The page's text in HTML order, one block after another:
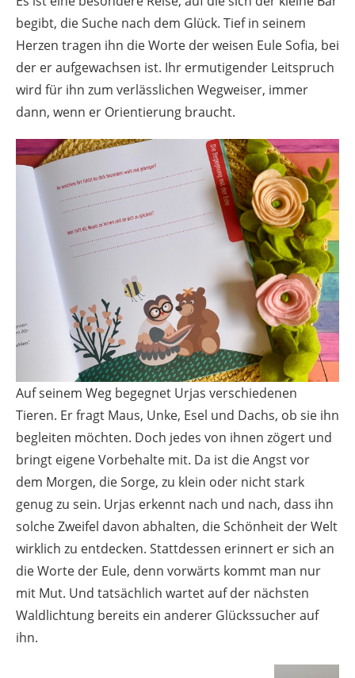
begibt, die Suche nach dem Glück. Tief in seinem
Herzen tragen ihn die Worte der weisen Eule Sofia, bei
der er aufgewachsen ist. Ihr ermutigender Leitspruch
wird für ihn zum verlässlichen Wegweiser, immer
dann, wenn er Orientierung braucht.
Auf seinem Weg begegnet Urjas verschiedenen
Tieren. Er fragt Maus, Unke, Esel und Dachs, ob sie ihn
begleiten möchten. Doch jedes von ihnen zögert und
bringt eigene Vorbehalte mit. Da ist die Angst vor
dem Morgen, die Sorge, zu klein oder nicht stark
genug zu sein. Urjas erkennt nach und nach, dass ihn
solche Zweifel davon abhalten, die Schönheit der Welt
wirklich zu entdecken. Stattdessen erinnert er sich an
die Worte der Eule, denn vorwärts kommt man nur
mit Mut. Und tatsächlich wartet auf der nächsten
Waldlichtung bereits ein anderer Glückssucher auf
ihn.